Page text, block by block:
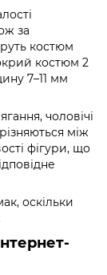
за
костюм
костюм 2
7–11 мм
чоловічі
між
фігури, що
оскільки